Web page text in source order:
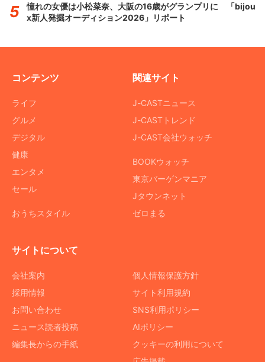
憧れの女優は小松菜奈、大阪の16歳がグランプリに 「bijou
x新人発掘オーディション2026」リポート
コンテンツ
ライフ
グルメ
デジタル
健康
エンタメ
セール
おうちスタイル
関連サイト
J-CASTニュース
J-CASTトレンド
J-CAST会社ウォッチ
BOOKウォッチ
東京バーゲンマニア
Jタウンネット
ゼロまる
サイトについて
会社案内
採用情報
お問い合わせ
ニュース読者投稿
編集長からの手紙
個人情報保護方針
サイト利用規約
SNS利用ポリシー
AIポリシー
クッキーの利用について